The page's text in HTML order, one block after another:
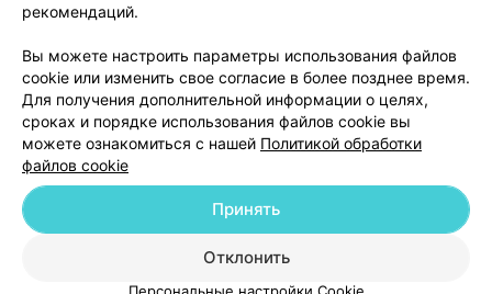
Обработка персональных данных
© 2026 ООО «Артокс Лаб», УНП 191700409
| 220012, Республика Беларусь,
Служба поддержки +375 291212755
рекомендаций.
Вы можете настроить параметры использования файлов
cookie или изменить свое согласие в более позднее время.
Для получения дополнительной информации о целях,
сроках и порядке использования файлов cookie вы
можете ознакомиться с нашей Политикой обработки
файлов cookie
Отклонить
Принять